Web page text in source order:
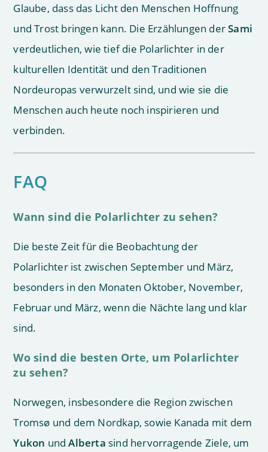
Glaube, dass das Licht den Menschen Hoffnung
und Trost bringen kann. Die Erzählungen derSami
verdeutlichen, wie tief die Polarlichter in der
kulturellen Identität und den Traditionen
Nordeuropas verwurzelt sind, und wie sie die
Menschen auch heute noch inspirieren und
verbinden.
FAQ
Wann sind die Polarlichter zu sehen?
Die beste Zeit für die Beobachtung der
Polarlichter ist zwischen September und März,
besonders in den Monaten Oktober, November,
Februar und März, wenn die Nächte lang und klar
sind.
Wo sind die besten Orte, um Polarlichter
zu sehen?
Norwegen, insbesondere die Region zwischen
Tromsø und dem Nordkap, sowie Kanada mit dem
Yukon undAlberta sind hervorragende Ziele, um